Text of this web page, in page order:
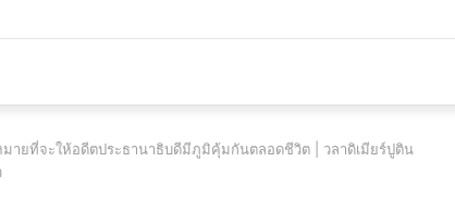
ายที่จะให้อดีตประธานาธิบดีมีภูมิคุ้มกันตลอดชีวิต | วลาดิเมียร์ปูติน